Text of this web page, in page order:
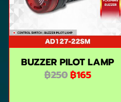
BUZZER PILOT LAMP
฿250฿165